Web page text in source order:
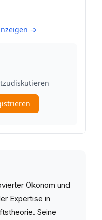
Ökonom und
Expertise in
Seine